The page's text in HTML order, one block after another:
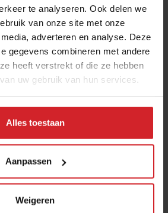
te analyseren. Ook delen we
van onze site met onze
adverteren en analyse. Deze
gegevens combineren met andere
heeft verstrekt of die ze hebben
uw gebruik van hun services.
Alles toestaan
Aanpassen
Weigeren
wat we eten
24 augustus 2015| 2 min